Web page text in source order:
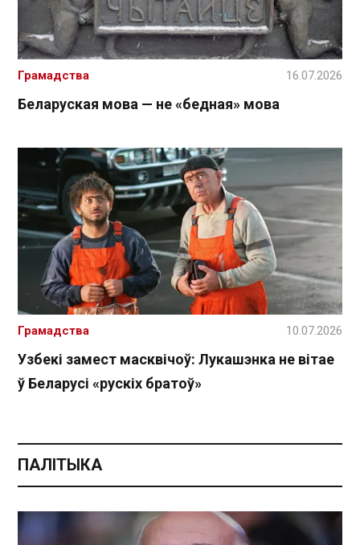
Беларуская мова — не «бедная» мова
Грамадства 16.07.2026
Узбекі замест масквічоў: Лукашэнка не вітае
ў Беларусі «рускіх братоў»
Грамадства 10.07.2026
ПАЛІТЫКА